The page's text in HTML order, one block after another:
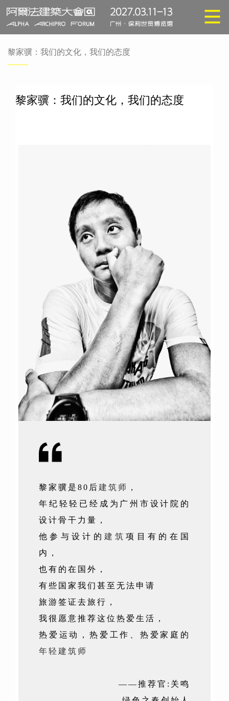
黎家骥：我们的文化，我们的态度
黎家骥：我们的文化，我们的态度
黎家骥是80后建筑师 ，
年纪轻轻已经成为广州市设计院的
设计骨干力量，
他参与设计的 建筑项目有的在国
内，
也有的在国外，
有些国家我们甚至无法申请
旅游签证去旅行，
我很愿意推荐这位热爱生活，
热爱运动，热爱工作、热爱家庭的
年轻建筑师
——推荐官:关鸣